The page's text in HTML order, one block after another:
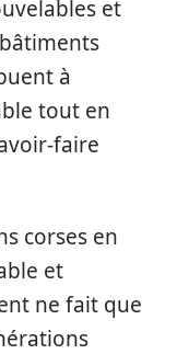
et
à
tout en
faire
corses en
et
ne fait que